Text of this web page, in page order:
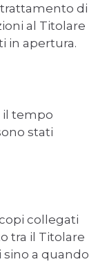
di
al Titolare
in apertura.
il tempo
stati
collegati
tra il Titolare
a quando